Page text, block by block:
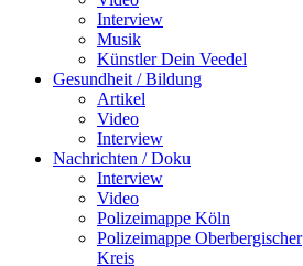
Interview
Musik
Künstler Dein Veedel
Gesundheit / Bildung
Artikel
Video
Interview
Nachrichten / Doku
Interview
Video
Polizeimappe Köln
Polizeimappe Oberbergischer
Kreis